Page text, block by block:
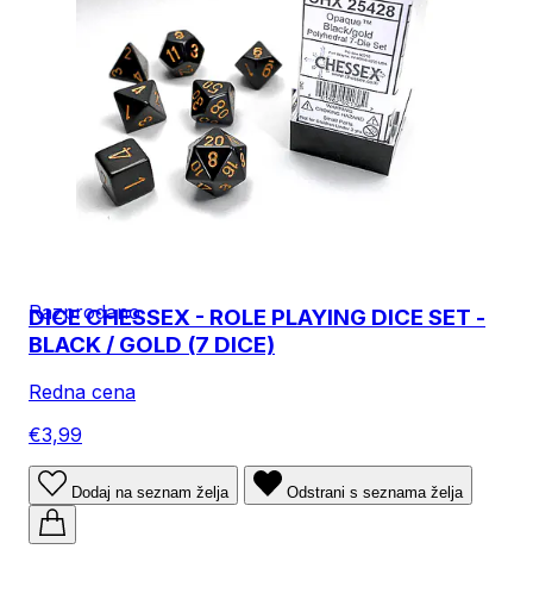
Razprodano
DICE CHESSEX - ROLE PLAYING DICE SET -
BLACK / GOLD (7 DICE)
Redna cena
€3,99
Dodaj na seznam želja Odstrani s seznama želja